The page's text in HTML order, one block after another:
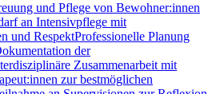
und Pflege von Bewohner:innen
an Intensivpflege mit
und RespektProfessionelle Planung
der
Zusammenarbeit mit
zur bestmöglichen